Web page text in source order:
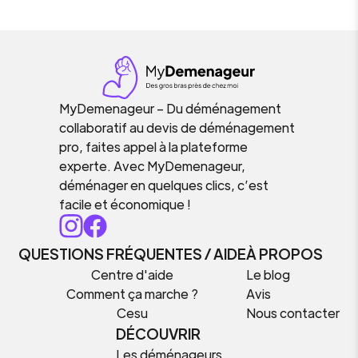
MyDemenageur – Du déménagement
collaboratif au devis de déménagement
pro, faites appel à la plateforme
experte. Avec MyDemenageur,
déménager en quelques clics, c’est
facile et économique !
QUESTIONS FRÉQUENTES / AIDE
Centre d'aide
Comment ça marche ?
Cesu
À PROPOS
Le blog
Avis
Nous contacter
DÉCOUVRIR
Les déménageurs